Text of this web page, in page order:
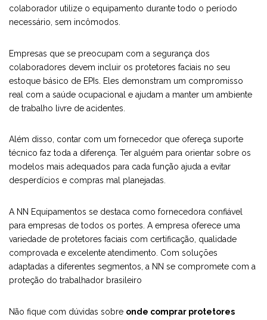
colaborador utilize o equipamento durante todo o período
necessário, sem incômodos.
Empresas que se preocupam com a segurança dos
colaboradores devem incluir os protetores faciais no seu
estoque básico de EPIs. Eles demonstram um compromisso
real com a saúde ocupacional e ajudam a manter um ambiente
de trabalho livre de acidentes.
Além disso, contar com um fornecedor que ofereça suporte
técnico faz toda a diferença. Ter alguém para orientar sobre os
modelos mais adequados para cada função ajuda a evitar
desperdícios e compras mal planejadas.
A NN Equipamentos se destaca como fornecedora confiável
para empresas de todos os portes. A empresa oferece uma
variedade de protetores faciais com certificação, qualidade
comprovada e excelente atendimento. Com soluções
adaptadas a diferentes segmentos, a NN se compromete com a
proteção do trabalhador brasileiro
Não fique com dúvidas sobre onde comprar protetores